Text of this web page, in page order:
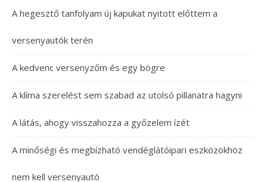
A hegesztő tanfolyam új kapukat nyitott előttem a
versenyautók terén
A kedvenc versenyzőm és egy bögre
A klíma szerelést sem szabad az utolsó pillanatra hagyni
A látás, ahogy visszahozza a győzelem ízét
A minőségi és megbízható vendéglátóipari eszközökhöz
nem kell versenyautó